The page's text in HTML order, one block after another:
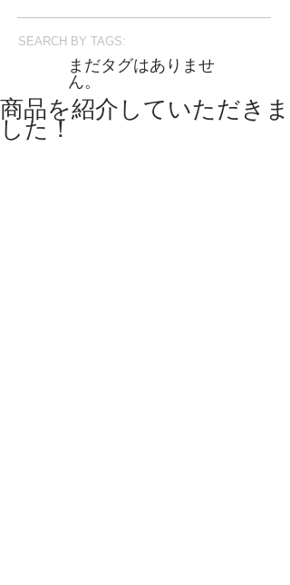
SEARCH BY TAGS:
まだタグはありませ
ん。
商品を紹介していただきま
した！